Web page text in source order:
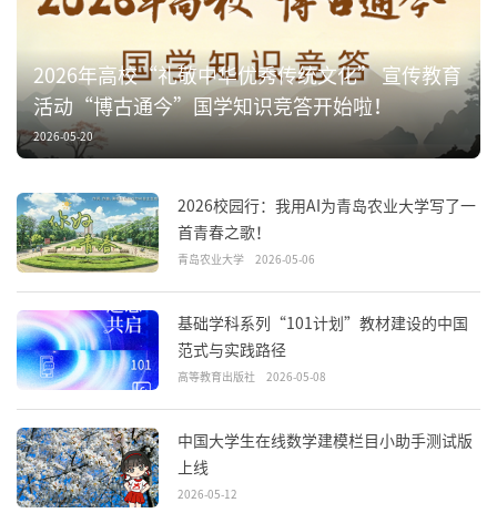
2026年高校“礼敬中华优秀传统文化” 宣传教育
活动“博古通今”国学知识竞答开始啦！
2026-05-20
2026校园行：我用AI为青岛农业大学写了一
首青春之歌！
青岛农业大学 2026-05-06
基础学科系列“101计划”教材建设的中国
范式与实践路径
高等教育出版社 2026-05-08
中国大学生在线数学建模栏目小助手测试版
上线
2026-05-12